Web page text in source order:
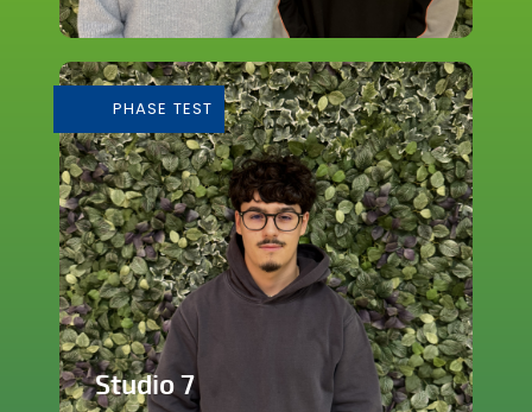
immersive
En savoir plus
PHASE TEST
Studio 7